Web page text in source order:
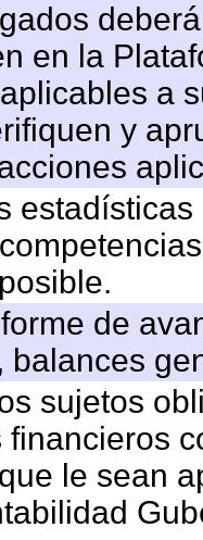
en la
a
y
de
balances
sujetos
financieros
le sean